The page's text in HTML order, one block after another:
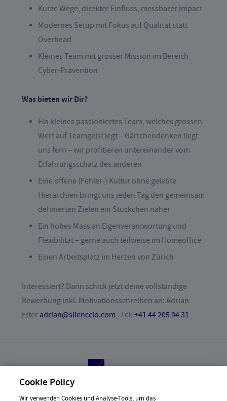
Kurze Wege, direkter Einfluss, messbarer Impact
Modernes Setup mit Fokus auf Qualität statt
Overhead
Kleines Team mit grosser Mission im Bereich
Cyber-Prävention
Was bieten wir Dir?
Ein kleines passioniertes Team, welches grossen
Wert auf Teamgeist legt – Gärtchendenken liegt
uns fern – wir profitieren untereinander vom
Erfahrungsschatz des anderen
Eine offene (Fehler-) Kultur ohne gelebte
Hierarchien bringt uns jeden Tag den gemeinsam
definierten Zielen ein Stückchen näher
Ein hohes Mass an Eigenverantwortung und
Flexibilität – gerne auch teilweise im Homeoffice
Einen Arbeitsplatz im Herzen von Zürich
Interessiert? Dann schick jetzt deine vollständige
Bewerbung inkl. Motivationsschreiben an: Adrian
Etter adrian@silenccio.com, Tel: +41 44 205 94 31
ⓒ 2026 Silenccio AG, All Right reserved
Cookie Policy
Wir verwenden Cookies und Analyse-Tools, um das